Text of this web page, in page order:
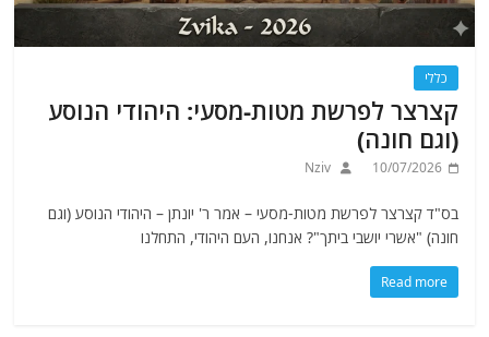
כללי
קצרצר לפרשת מטות-מסעי: היהודי הנוסע
(וגם חונה)
10/07/2026
Nziv
בס"ד קצרצר לפרשת מטות-מסעי – אמר ר' יונתן – היהודי הנוסע (וגם
חונה) "אשרי יושבי ביתך"? אנחנו, העם היהודי, התחלנו
Read more